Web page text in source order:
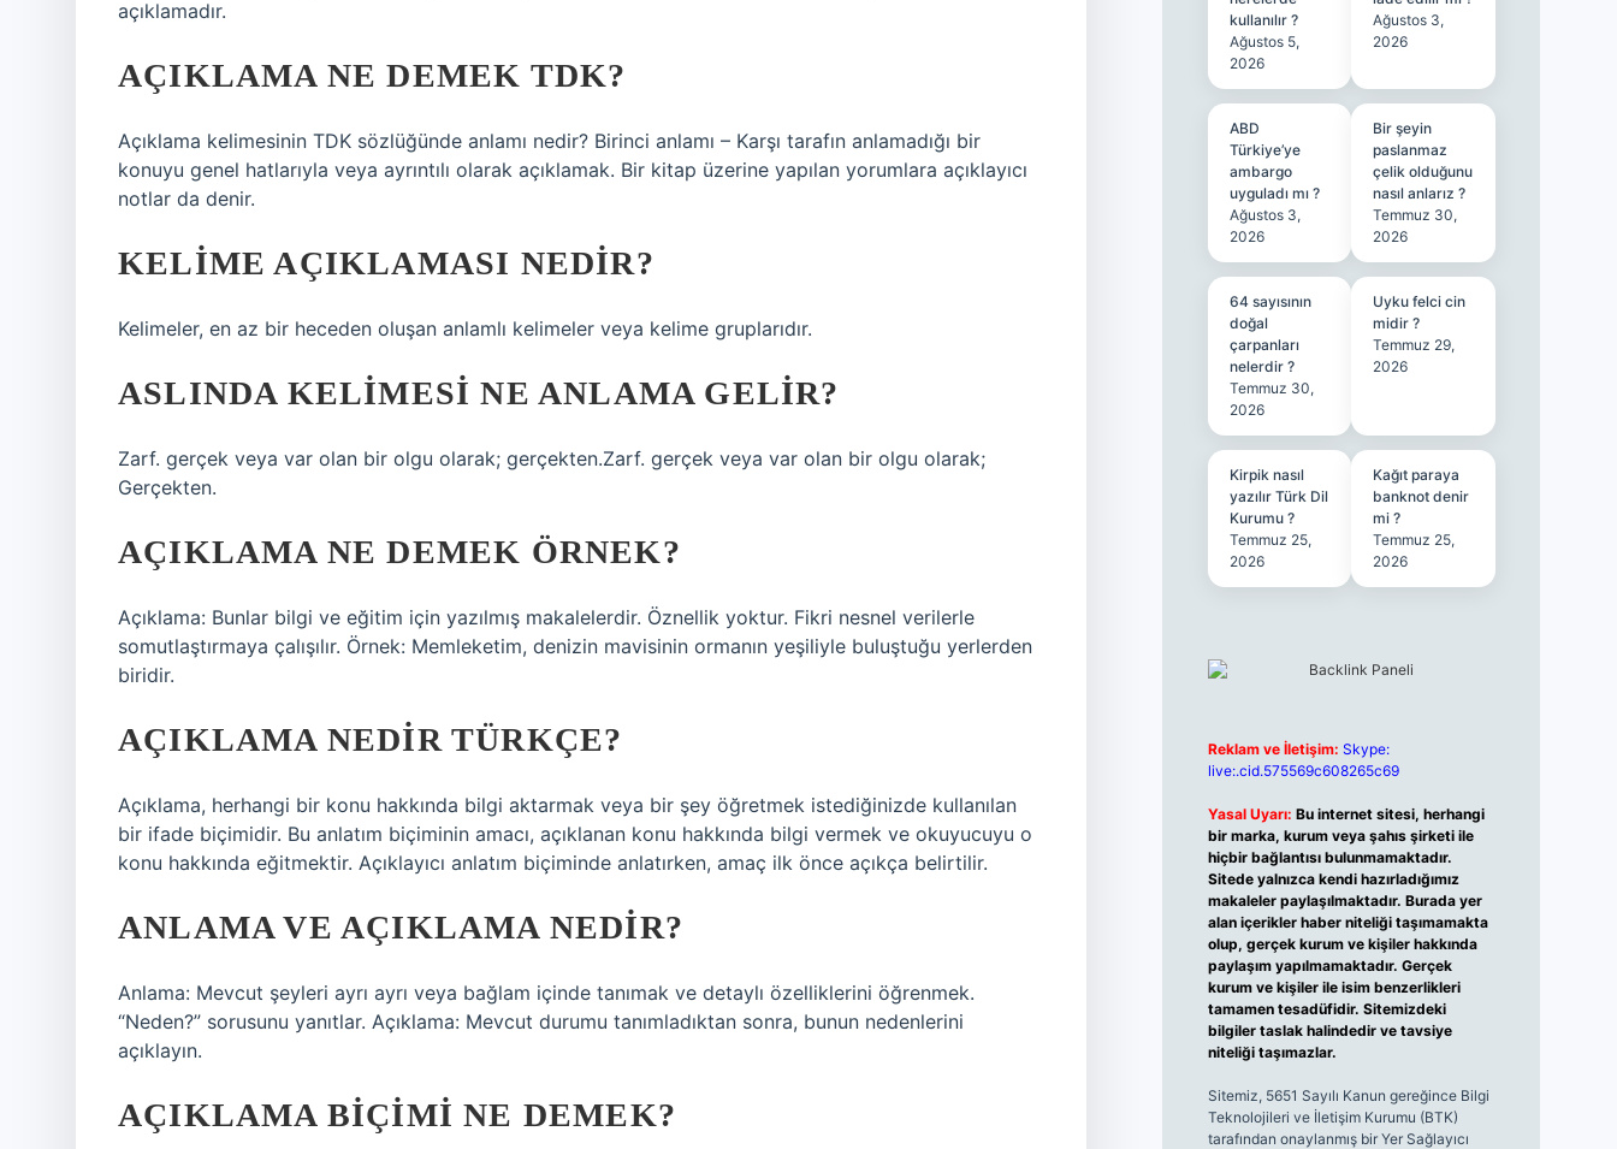
açıklamadır.
AÇIKLAMA NE DEMEK TDK?
Açıklama kelimesinin TDK sözlüğünde anlamı nedir? Birinci anlamı – Karşı tarafın anlamadığı bir
konuyu genel hatlarıyla veya ayrıntılı olarak açıklamak. Bir kitap üzerine yapılan yorumlara açıklayıcı
notlar da denir.
KELIME AÇIKLAMASI NEDIR?
Kelimeler, en az bir heceden oluşan anlamlı kelimeler veya kelime gruplarıdır.
ASLINDA KELIMESI NE ANLAMA GELIR?
Zarf. gerçek veya var olan bir olgu olarak; gerçekten.Zarf. gerçek veya var olan bir olgu olarak;
Gerçekten.
AÇIKLAMA NE DEMEK ÖRNEK?
Açıklama: Bunlar bilgi ve eğitim için yazılmış makalelerdir. Öznellik yoktur. Fikri nesnel verilerle
somutlaştırmaya çalışılır. Örnek: Memleketim, denizin mavisinin ormanın yeşiliyle buluştuğu yerlerden
biridir.
AÇIKLAMA NEDIR TÜRKÇE?
Açıklama, herhangi bir konu hakkında bilgi aktarmak veya bir şey öğretmek istediğinizde kullanılan
bir ifade biçimidir. Bu anlatım biçiminin amacı, açıklanan konu hakkında bilgi vermek ve okuyucuyu o
konu hakkında eğitmektir. Açıklayıcı anlatım biçiminde anlatırken, amaç ilk önce açıkça belirtilir.
ANLAMA VE AÇIKLAMA NEDIR?
Anlama: Mevcut şeyleri ayrı ayrı veya bağlam içinde tanımak ve detaylı özelliklerini öğrenmek.
“Neden?” sorusunu yanıtlar. Açıklama: Mevcut durumu tanımladıktan sonra, bunun nedenlerini
açıklayın.
AÇIKLAMA BIÇIMI NE DEMEK?
kullanılır ?
Ağustos 5,
2026
Ağustos 3,
2026
ABD
Türkiye’ye
ambargo
uyguladı mı ?
Ağustos 3,
2026
Bir şeyin
paslanmaz
çelik olduğunu
nasıl anlarız ?
Temmuz 30,
2026
64 sayısının
doğal
çarpanları
nelerdir ?
Temmuz 30,
2026
Uyku felci cin
midir ?
Temmuz 29,
2026
Kirpik nasıl
yazılır Türk Dil
Kurumu ?
Temmuz 25,
2026
Kağıt paraya
banknot denir
mi ?
Temmuz 25,
2026
Reklam ve İletişim: Skype:
live:.cid.575569c608265c69
Yasal Uyarı: Bu internet sitesi, herhangi
bir marka, kurum veya şahıs şirketi ile
hiçbir bağlantısı bulunmamaktadır.
Sitede yalnızca kendi hazırladığımız
makaleler paylaşılmaktadır. Burada yer
alan içerikler haber niteliği taşımamakta
olup, gerçek kurum ve kişiler hakkında
paylaşım yapılmamaktadır. Gerçek
kurum ve kişiler ile isim benzerlikleri
tamamen tesadüfidir. Sitemizdeki
bilgiler taslak halindedir ve tavsiye
niteliği taşımazlar.
Sitemiz, 5651 Sayılı Kanun gereğince Bilgi
Teknolojileri ve İletişim Kurumu (BTK)
tarafından onaylanmış bir Yer Sağlayıcı